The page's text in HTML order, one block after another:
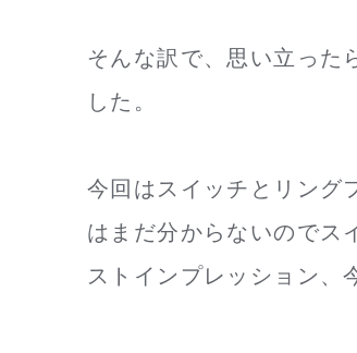
そんな訳で、思い立った
した。
今回はスイッチとリング
はまだ分からないのでス
ストインプレッション、